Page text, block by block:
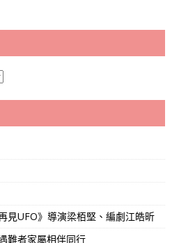
見UFO》導演梁栢堅、編劇江皓昕
難者家屬相伴同行